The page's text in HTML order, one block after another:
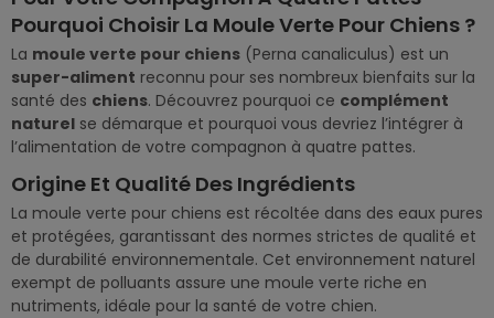
Pourquoi Choisir La Moule Verte Pour Chiens ?
La moule verte pour chiens (Perna canaliculus) est un
super-aliment reconnu pour ses nombreux bienfaits sur la
santé des chiens. Découvrez pourquoi ce complément
naturel se démarque et pourquoi vous devriez l’intégrer à
l’alimentation de votre compagnon à quatre pattes.
Origine Et Qualité Des Ingrédients
La moule verte pour chiens est récoltée dans des eaux pures
et protégées, garantissant des normes strictes de qualité et
de durabilité environnementale. Cet environnement naturel
exempt de polluants assure une moule verte riche en
nutriments, idéale pour la santé de votre chien.